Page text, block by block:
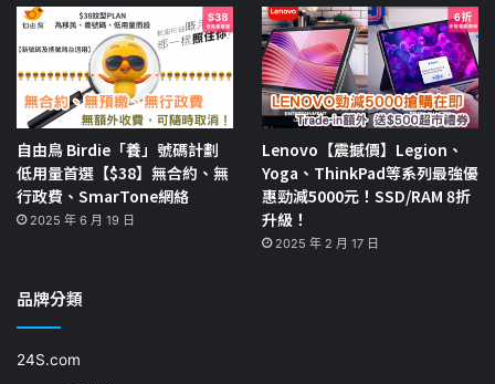
自由鳥 Birdie「養」號碼計劃
低用量首選【$38】無合約、無
行政費、SmarTone網絡
2025 年 6 月 19 日
Lenovo【震撼價】Legion、
Yoga、ThinkPad等系列最強優
惠勁減5000元！SSD/RAM 8折
升級！
2025 年 2 月 17 日
品牌分類
24S.com